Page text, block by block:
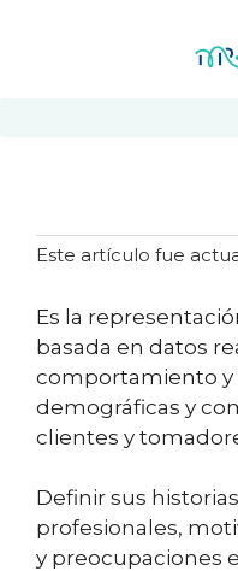
Este artículo fue
Es la
basada en datos
comportamiento y
demográficas y
clientes y
Definir sus
profesionales,
y preocupaciones